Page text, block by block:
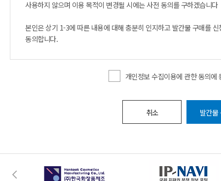
사용하지 않으며 이용 목적이 변경될 시에는 사전 동의를 구하겠습니다
본인은 상기 1-3에 따른 내용에 대해 충분히 인지하고 발간물 구매를
동의합니다.
개인정보 수집이용에 관한 동의에
취소 발간물